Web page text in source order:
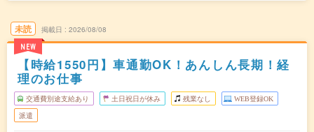
未読
NEW
掲載日 2026/08/08
【時給1550円】車通勤OK！あんしん長期！経
理のお仕事
交通費別途支給あり 土日祝日が休み 残業なし WEB登録OK
派遣